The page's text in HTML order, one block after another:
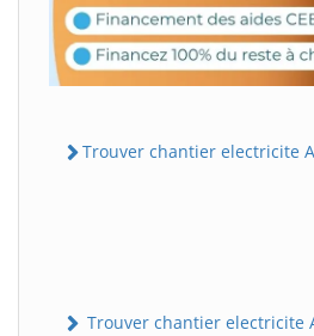
Trouver chantier electricite
Trouver chantier electricite